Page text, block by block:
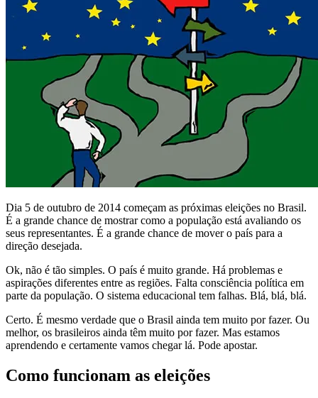
Dia 5 de outubro de 2014 começam as próximas eleições no Brasil.
É a grande chance de mostrar como a população está avaliando os
seus representantes. É a grande chance de mover o país para a
direção desejada.
Ok, não é tão simples. O país é muito grande. Há problemas e
aspirações diferentes entre as regiões. Falta consciência política em
parte da população. O sistema educacional tem falhas. Blá, blá, blá.
Certo. É mesmo verdade que o Brasil ainda tem muito por fazer. Ou
melhor, os brasileiros ainda têm muito por fazer. Mas estamos
aprendendo e certamente vamos chegar lá. Pode apostar.
Como funcionam as eleições